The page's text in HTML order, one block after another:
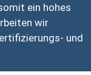
ein hohes
wir
und